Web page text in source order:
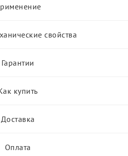
свойства
Гарантии
купить
Доставка
Оплата